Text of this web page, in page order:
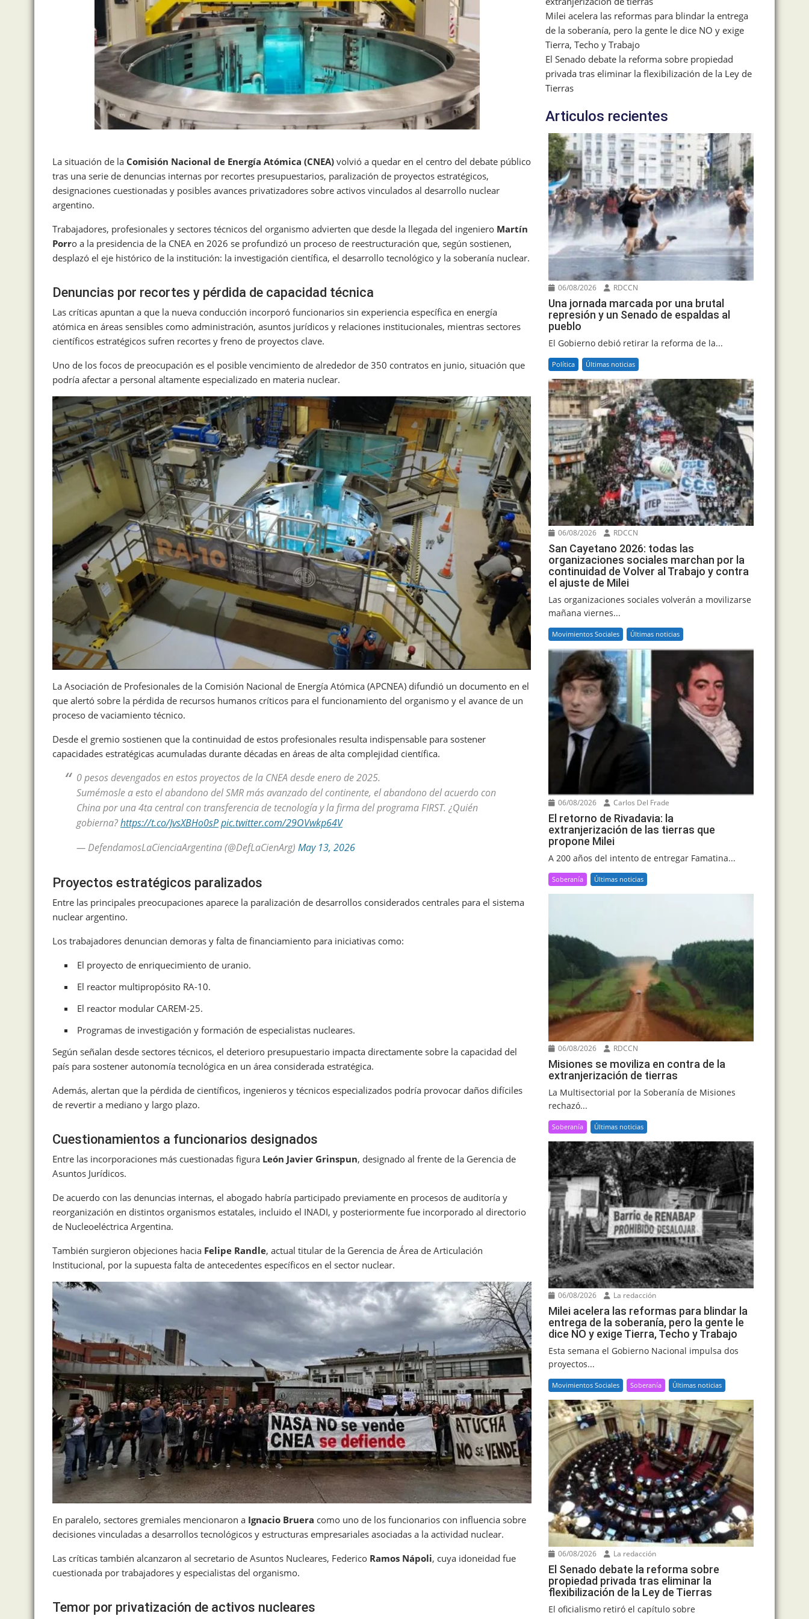
La situación de la Comisión Nacional de Energía Atómica (CNEA) volvió a quedar en el centro del debate público
tras una serie de denuncias internas por recortes presupuestarios, paralización de proyectos estratégicos,
designaciones cuestionadas y posibles avances privatizadores sobre activos vinculados al desarrollo nuclear
argentino.
Trabajadores, profesionales y sectores técnicos del organismo advierten que desde la llegada del ingeniero Martín
Porro a la presidencia de la CNEA en 2026 se profundizó un proceso de reestructuración que, según sostienen,
desplazó el eje histórico de la institución: la investigación científica, el desarrollo tecnológico y la soberanía nuclear.
Denuncias por recortes y pérdida de capacidad técnica
Las críticas apuntan a que la nueva conducción incorporó funcionarios sin experiencia específica en energía
atómica en áreas sensibles como administración, asuntos jurídicos y relaciones institucionales, mientras sectores
científicos estratégicos sufren recortes y freno de proyectos clave.
Uno de los focos de preocupación es el posible vencimiento de alrededor de 350 contratos en junio, situación que
podría afectar a personal altamente especializado en materia nuclear.
La Asociación de Profesionales de la Comisión Nacional de Energía Atómica (APCNEA) difundió un documento en el
que alertó sobre la pérdida de recursos humanos críticos para el funcionamiento del organismo y el avance de un
proceso de vaciamiento técnico.
Desde el gremio sostienen que la continuidad de estos profesionales resulta indispensable para sostener
capacidades estratégicas acumuladas durante décadas en áreas de alta complejidad científica.
0 pesos devengados en estos proyectos de la CNEA desde enero de 2025.
Sumémosle a esto el abandono del SMR más avanzado del continente, el abandono del acuerdo con
China por una 4ta central con transferencia de tecnología y la firma del programa FIRST. ¿Quién
gobierna?https://t.co/JvsXBHo0sPpic.twitter.com/29OVwkp64V
— DefendamosLaCienciaArgentina (@DefLaCienArg) May 13, 2026
Proyectos estratégicos paralizados
Entre las principales preocupaciones aparece la paralización de desarrollos considerados centrales para el sistema
nuclear argentino.
Los trabajadores denuncian demoras y falta de financiamiento para iniciativas como:
El proyecto de enriquecimiento de uranio.
El reactor multipropósito RA-10.
El reactor modular CAREM-25.
Programas de investigación y formación de especialistas nucleares.
Según señalan desde sectores técnicos, el deterioro presupuestario impacta directamente sobre la capacidad del
país para sostener autonomía tecnológica en un área considerada estratégica.
Además, alertan que la pérdida de científicos, ingenieros y técnicos especializados podría provocar daños difíciles
de revertir a mediano y largo plazo.
Cuestionamientos a funcionarios designados
Entre las incorporaciones más cuestionadas figura León Javier Grinspun, designado al frente de la Gerencia de
Asuntos Jurídicos.
De acuerdo con las denuncias internas, el abogado habría participado previamente en procesos de auditoría y
reorganización en distintos organismos estatales, incluido el INADI, y posteriormente fue incorporado al directorio
de Nucleoeléctrica Argentina.
También surgieron objeciones hacia Felipe Randle, actual titular de la Gerencia de Área de Articulación
Institucional, por la supuesta falta de antecedentes específicos en el sector nuclear.
En paralelo, sectores gremiales mencionaron a Ignacio Bruera como uno de los funcionarios con influencia sobre
decisiones vinculadas a desarrollos tecnológicos y estructuras empresariales asociadas a la actividad nuclear.
Las críticas también alcanzaron al secretario de Asuntos Nucleares, Federico Ramos Nápoli, cuya idoneidad fue
cuestionada por trabajadores y especialistas del organismo.
Temor por privatización de activos nucleares
Milei acelera las reformas para blindar la entrega
de la soberanía, pero la gente le dice NO y exige
Tierra, Techo y Trabajo
El Senado debate la reforma sobre propiedad
privada tras eliminar la flexibilización de la Ley de
Tierras
Articulos recientes
06/08/2026 RDCCN
Una jornada marcada por una brutal
represión y un Senado de espaldas al
pueblo
El Gobierno debió retirar la reforma de la...
Política Últimas noticias
06/08/2026 RDCCN
San Cayetano 2026: todas las
organizaciones sociales marchan por la
continuidad de Volver al Trabajo y contra
el ajuste de Milei
Las organizaciones sociales volverán a movilizarse
mañana viernes...
Movimientos Sociales Últimas noticias
06/08/2026 Carlos Del Frade
El retorno de Rivadavia: la
extranjerización de las tierras que
propone Milei
A 200 años del intento de entregar Famatina...
Soberanía Últimas noticias
06/08/2026 RDCCN
Misiones se moviliza en contra de la
extranjerización de tierras
La Multisectorial por la Soberanía de Misiones
rechazó...
Soberanía Últimas noticias
06/08/2026 La redacción
Milei acelera las reformas para blindar la
entrega de la soberanía, pero la gente le
dice NO y exige Tierra, Techo y Trabajo
Esta semana el Gobierno Nacional impulsa dos
proyectos...
Movimientos Sociales Soberanía Últimas noticias
06/08/2026 La redacción
El Senado debate la reforma sobre
propiedad privada tras eliminar la
flexibilización de la Ley de Tierras
El oficialismo retiró el capítulo sobre